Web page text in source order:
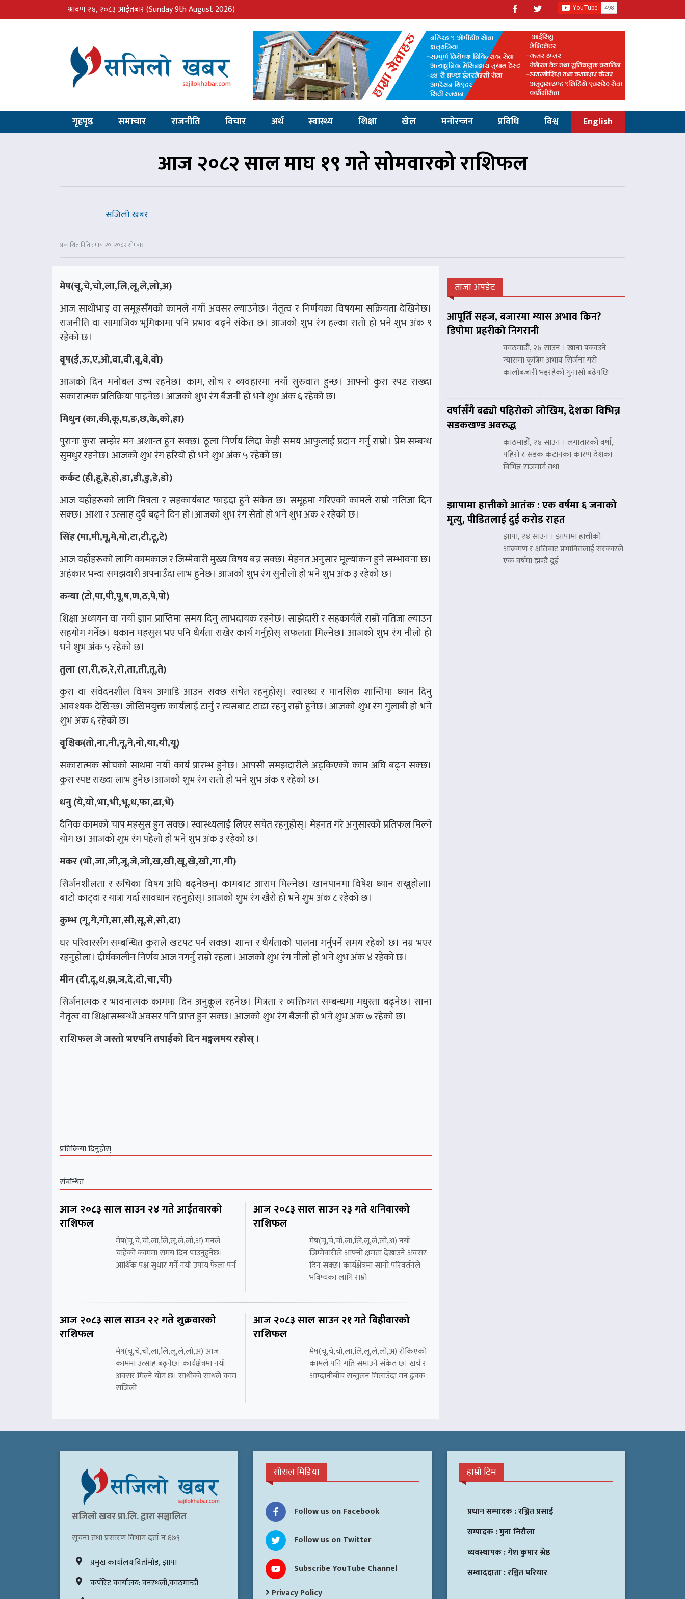
श्रावण २४, २०८३ आईतबार(Sunday 9th August 2026)
गृहपृष्ठ समाचार राजनीति विचार अर्थ स्वास्थ्य शिक्षा खेल मनोरन्जन प्रविधि विश्व English
आज २०८२ साल माघ १९ गते सोमवारको राशिफल
सजिलो खबर
प्रकाशित मिति : माघ २०, २०८२ सोमबार
मेष(चू,चे,चो,ला,लि,लू,ले,लो,अ)
आज साथीभाइ वा समूहसँगको कामले नयाँ अवसर ल्याउनेछ। नेतृत्व र निर्णयका विषयमा सक्रियता देखिनेछ।
राजनीति वा सामाजिक भूमिकामा पनि प्रभाव बढ्ने संकेत छ। आजको शुभ रंग हल्का रातो हो भने शुभ अंक ९
रहेको छ।
वृष(ई,ऊ,ए,ओ,वा,वी,वू,वे,वो)
आजको दिन मनोबल उच्च रहनेछ। काम, सोच र व्यवहारमा नयाँ सुरुवात हुन्छ। आफ्नो कुरा स्पष्ट राख्दा
सकारात्मक प्रतिक्रिया पाइनेछ। आजको शुभ रंग बैजनी हो भने शुभ अंक ६ रहेको छ।
मिथुन (का,की,कू,घ,ङ,छ,के,को,हा)
पुराना कुरा सम्झेर मन अशान्त हुन सक्छ। ठूला निर्णय लिदा केही समय आफुलाई प्रदान गर्नु राम्रो। प्रेम सम्बन्ध
सुमधुर रहनेछ। आजको शुभ रंग हरियो हो भने शुभ अंक ५ रहेको छ।
कर्कट (ही,हू,हे,हो,डा,डी,डु,डे,डो)
आज यहाँहरूको लागि मित्रता र सहकार्यबाट फाइदा हुने संकेत छ। समूहमा गरिएको कामले राम्रो नतिजा दिन
सक्छ। आशा र उत्साह दुवै बढ्ने दिन हो।आजको शुभ रंग सेतो हो भने शुभ अंक २ रहेको छ।
सिंह (मा,मी,मू,मे,मो,टा,टी,टू,टे)
आज यहाँहरूको लागि कामकाज र जिम्मेवारी मुख्य विषय बन्न सक्छ। मेहनत अनुसार मूल्यांकन हुने सम्भावना छ।
अहंकार भन्दा समझदारी अपनाउँदा लाभ हुनेछ। आजको शुभ रंग सुनौलो हो भने शुभ अंक ३ रहेको छ।
कन्या (टो,पा,पी,पू,ष,ण,ठ,पे,पो)
शिक्षा अध्ययन वा नयाँ ज्ञान प्राप्तिमा समय दिनु लाभदायक रहनेछ। साझेदारी र सहकार्यले राम्रो नतिजा ल्याउन
सहयोग गर्नेछ। थकान महसुस भए पनि धैर्यता राखेर कार्य गर्नुहोस् सफलता मिल्नेछ। आजको शुभ रंग नीलो हो
भने शुभ अंक ५ रहेको छ।
तुला (रा,री,रु,रे,रो,ता,ती,तू,ते)
कुरा वा संवेदनशील विषय अगाडि आउन सक्छ सचेत रहनुहोस्। स्वास्थ्य र मानसिक शान्तिमा ध्यान दिनु
आवश्यक देखिन्छ। जोखिमयुक्त कार्यलाई टार्नु र त्यसबाट टाढा रहनु राम्रो हुनेछ। आजको शुभ रंग गुलाबी हो भने
शुभ अंक ६ रहेको छ।
वृश्चिक(तो,ना,नी,नू,ने,नो,या,यी,यू)
सकारात्मक सोचको साथमा नयाँ कार्य प्रारम्भ हुनेछ। आपसी समझदारीले अड्किएको काम अघि बढ्न सक्छ।
कुरा स्पष्ट राख्दा लाभ हुनेछ।आजको शुभ रंग रातो हो भने शुभ अंक ९ रहेको छ।
धनु (ये,यो,भा,भी,भू,ध,फा,ढा,भे)
दैनिक कामको चाप महसुस हुन सक्छ। स्वास्थ्यलाई लिएर सचेत रहनुहोस्। मेहनत गरे अनुसारको प्रतिफल मिल्ने
योग छ। आजको शुभ रंग पहेलो हो भने शुभ अंक ३ रहेको छ।
मकर (भो,जा,जी,जू,जे,जो,ख,खी,खू,खे,खो,गा,गी)
सिर्जनशीलता र रुचिका विषय अघि बढ्नेछन्। कामबाट आराम मिल्नेछ। खानपानमा विषेश ध्यान राख्नुहोला।
बाटो काट्दा र यात्रा गर्दा सावधान रहनुहोस्। आजको शुभ रंग खैरो हो भने शुभ अंक ८ रहेको छ।
कुम्भ (गू,गे,गो,सा,सी,सू,से,सो,दा)
घर परिवारसँग सम्बन्धित कुराले खटपट पर्न सक्छ। शान्त र धैर्यताको पालना गर्नुपर्ने समय रहेको छ। नम्र भएर
रहनुहोला। दीर्घकालीन निर्णय आज नगर्नु राम्रो रहला। आजको शुभ रंग नीलो हो भने शुभ अंक ४ रहेको छ।
मीन (दी,दू,थ,झ,ञ,दे,दो,चा,ची)
सिर्जनात्मक र भावनात्मक काममा दिन अनुकूल रहनेछ। मित्रता र व्यक्तिगत सम्बन्धमा मधुरता बढ्नेछ। साना
नेतृत्व वा शिक्षासम्बन्धी अवसर पनि प्राप्त हुन सक्छ। आजको शुभ रंग बैजनी हो भने शुभ अंक ७ रहेको छ।
राशिफल जे जस्तो भएपनि तपाईंको दिन मङ्गलमय रहोस् ।
प्रतिक्रिया दिनुहोस्
संबन्धित
आज २०८३ साल साउन २४ गते आईतवारको
राशिफल
मेष(चू,चे,चो,ला,लि,लू,ले,लो,अ) मनले
चाहेको काममा समय दिन पाउनुहुनेछ।
आर्थिक पक्ष सुधार गर्ने नयाँ उपाय फेला पर्न
आज २०८३ साल साउन २३ गते शनिवारको
राशिफल
मेष(चू,चे,चो,ला,लि,लू,ले,लो,अ) नयाँ
जिम्मेवारीले आफ्नो क्षमता देखाउने अवसर
दिन सक्छ। कार्यक्षेत्रमा सानो परिवर्तनले
भविष्यका लागि राम्रो
आज २०८३ साल साउन २२ गते शुक्रवारको
राशिफल
मेष(चू,चे,चो,ला,लि,लू,ले,लो,अ) आज
काममा उत्साह बढ्नेछ। कार्यक्षेत्रमा नयाँ
अवसर मिल्ने योग छ। साथीको साथले काम
सजिलो
आज २०८३ साल साउन २१ गते बिहीवारको
राशिफल
मेष(चू,चे,चो,ला,लि,लू,ले,लो,अ) रोकिएको
कामले पनि गति समाउने संकेत छ। खर्च र
आम्दानीबीच सन्तुलन मिलाउँदा मन ढुक्क
ताजा अपडेट
आपूर्ति सहज, बजारमा ग्यास अभाव किन?
डिपोमा प्रहरीको निगरानी
काठमाडौं, २४ साउन । खाना पकाउने
ग्यासमा कृत्रिम अभाव सिर्जना गरी
कालोबजारी भइरहेको गुनासो बढेपछि
वर्षासँगै बढ्यो पहिरोको जोखिम, देशका विभिन्न
सडकखण्ड अवरुद्ध
काठमाडौं, २४ साउन । लगातारको वर्षा,
पहिरो र सडक कटानका कारण देशका
विभिन्न राजमार्ग तथा
झापामा हात्तीको आतंक : एक वर्षमा ६ जनाको
मृत्यु, पीडितलाई दुई करोड राहत
झापा, २४ साउन । झापामा हात्तीको
आक्रमण र क्षतिबाट प्रभावितलाई सरकारले
एक वर्षमा झण्डै दुई
सजिलो खवर प्रा.लि. द्वारा सञ्चालित
सूचना तथा प्रसारण विभाग दर्ता नं ६७९
प्रमुख कार्यालय:विर्तामोड, झापा
कर्पोरेट कार्यालय: वनस्थली,काठमान्डौ
सोसल मिडिया
Follow us on Facebook
Follow us on Twitter
Subscribe YouTube Channel
Privacy Policy
हाम्रो टिम
प्रधान सम्पादक :रञ्जित प्रसाई
सम्पादक :मुना निरौला
व्यवस्थापक :गेश कुमार श्रेष्ठ
सम्वाददाता :रञ्जित परियार